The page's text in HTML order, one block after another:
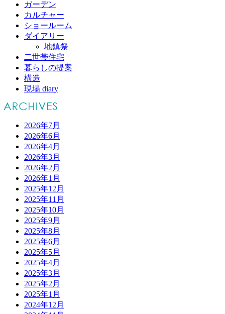
ガーデン
カルチャー
ショールーム
ダイアリー
地鎮祭
二世帯住宅
暮らしの提案
構造
現場 diary
2026年7月
2026年6月
2026年4月
2026年3月
2026年2月
2026年1月
2025年12月
2025年11月
2025年10月
2025年9月
2025年8月
2025年6月
2025年5月
2025年4月
2025年3月
2025年2月
2025年1月
2024年12月